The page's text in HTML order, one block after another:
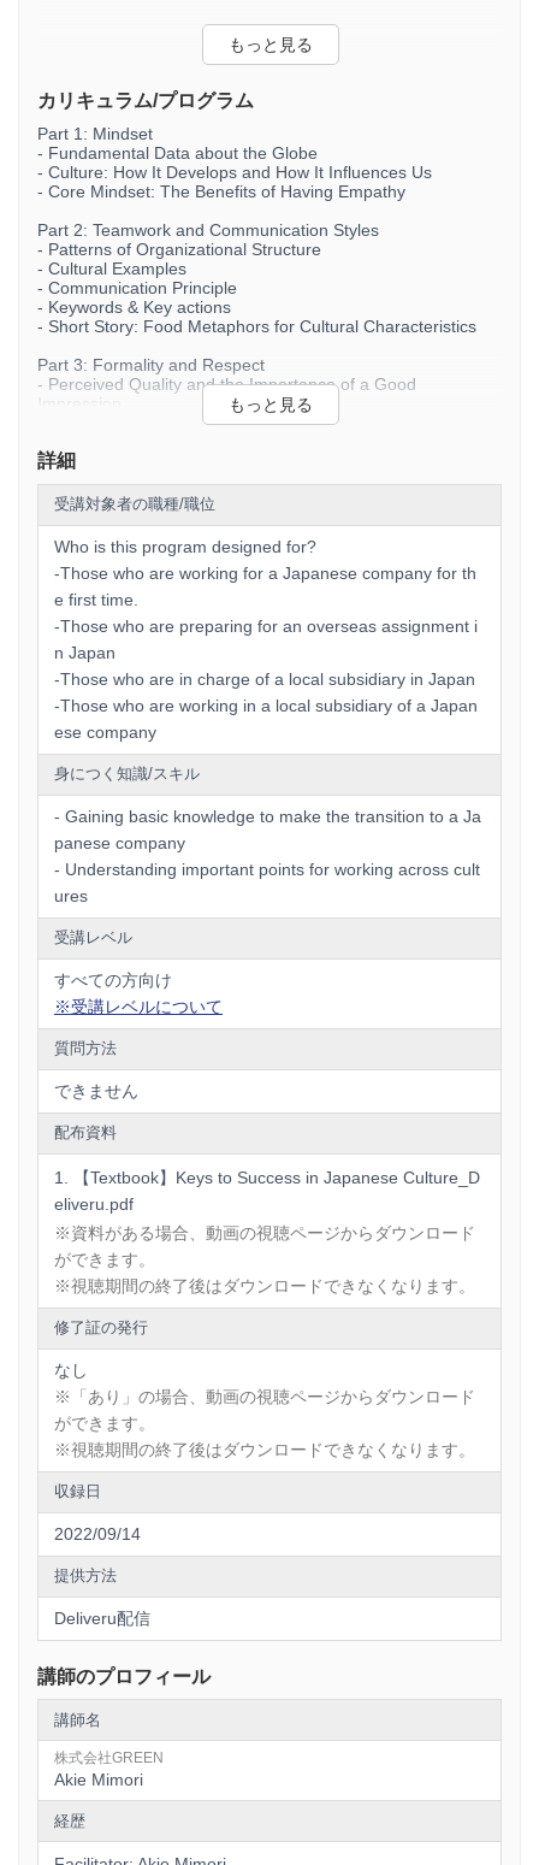
This program begins with a lecture on how to prepare for
working across cultures, followed by a description of the
Japanese way of working. Culture is neither positive or
negative, instead it is simply a reality that needs to be
understood in order to succeed. The program is designed
from a global perspective and is intended to provide useful
knowledge in order to promote cross-cultural understanding
and not to impose the Japanese way of working. By the end
of the program participants will have developed a solid
foundation in cultural understanding and be able to
recognise the business benefits to adopting culturally
appropriate behavior and manners.
3. Duration
Approximate total time for this on-demand program
(including exercises): maximum 60 minutes (1 hour)
4. Teaching materials
-Textbook (PDF) containing all the contents of the video
lectures
5. Language
This training is conducted in English. English subtitles are
also provided.
カリキュラム/プログラム
Part 1: Mindset
- Fundamental Data about the Globe
- Culture: How It Develops and How It Influences Us
- Core Mindset: The Benefits of Having Empathy
Part 2: Teamwork and Communication Styles
- Patterns of Organizational Structure
- Cultural Examples
- Communication Principle
- Keywords & Key actions
- Short Story: Food Metaphors for Cultural Characteristics
Part 3: Formality and Respect
- Perceived Quality and the Importance of a Good
Impression
- Greetings
- Politeness to Superiors
詳細
受講対象者の職種/職位
Who is this program designed for?
-Those who are working for a Japanese company for th
e first time.
-Those who are preparing for an overseas assignment i
n Japan
-Those who are in charge of a local subsidiary in Japan
-Those who are working in a local subsidiary of a Japan
ese company
身につく知識/スキル
- Gaining basic knowledge to make the transition to a Ja
panese company
- Understanding important points for working across cult
ures
受講レベル
すべての方向け
※受講レベルについて
質問方法
できません
配布資料
【Textbook】Keys to Success in Japanese Culture_D
eliveru.pdf
※資料がある場合、動画の視聴ページからダウンロード
ができます。
※視聴期間の終了後はダウンロードできなくなります。
修了証の発行
なし
※「あり」の場合、動画の視聴ページからダウンロード
ができます。
※視聴期間の終了後はダウンロードできなくなります。
収録日
2022/09/14
提供方法
Deliveru配信
講師のプロフィール
講師名
株式会社GREEN
Akie Mimori
経歴